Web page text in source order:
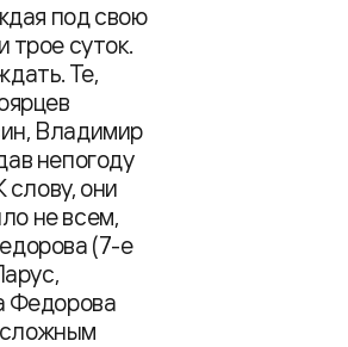
под свою
трое суток.
Те,
Владимир
непогоду
слову, они
не всем,
(7-е
Федорова